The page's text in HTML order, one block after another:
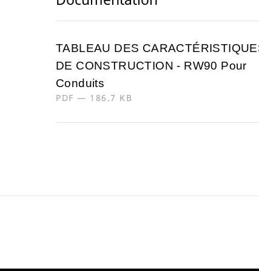
TABLEAU DES
DE CONSTRUCTION - RW90 Pour
Conduits
PDF — 186.7 KB